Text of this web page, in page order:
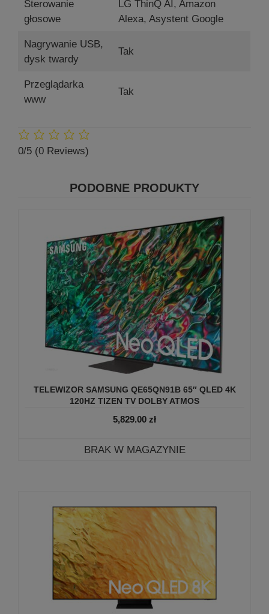
Sterowanie
głosowe
LG ThinQ AI, Amazon
Alexa, Asystent Google
Nagrywanie USB,
dysk twardy
Tak
Przeglądarka
www
Tak
0/5 (0 Reviews)
PODOBNE PRODUKTY
TELEWIZOR SAMSUNG QE65QN91B 65″ QLED 4K
120HZ TIZEN TV DOLBY ATMOS
5,829.00 zł
BRAK W MAGAZYNIE